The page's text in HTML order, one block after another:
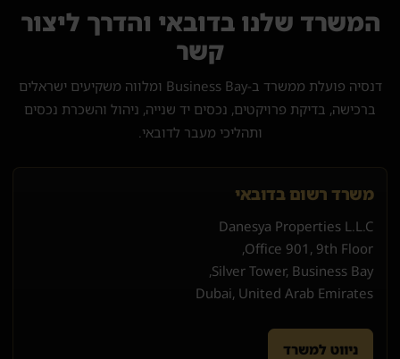
המשרד שלנו בדובאי והדרך ליצור
קשר
דנסיה פועלת ממשרד ב-Business Bay ומלווה משקיעים ישראלים
ברכישה, בדיקת פרויקטים, נכסים יד שנייה, ניהול והשכרת נכסים
ותהליכי מעבר לדובאי.
משרד רשום בדובאי
Danesya Properties L.L.C
Office 901, 9th Floor,
Silver Tower, Business Bay,
Dubai, United Arab Emirates
ניווט למשרד